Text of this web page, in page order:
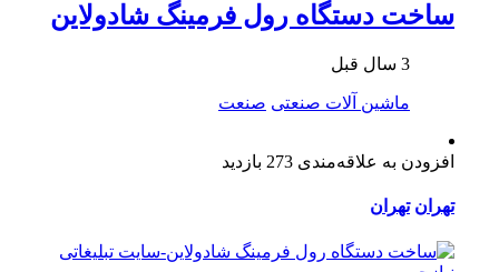
ساخت دستگاه رول فرمینگ شادولاین
3 سال قبل
ماشین آلات صنعتی صنعت
افزودن به علاقه‌مندی 273 بازدید
تهران تهران